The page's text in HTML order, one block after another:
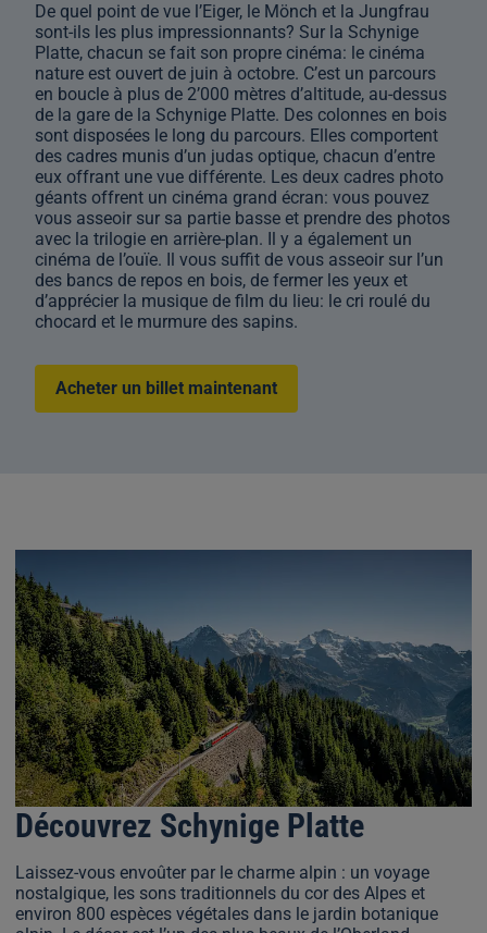
De quel point de vue l’Eiger, le Mönch et la Jungfrau
sont-ils les plus impressionnants? Sur la Schynige
Platte, chacun se fait son propre cinéma: le cinéma
nature est ouvert de juin à octobre. C’est un parcours
en boucle à plus de 2’000 mètres d’altitude, au-dessus
de la gare de la Schynige Platte. Des colonnes en bois
sont disposées le long du parcours. Elles comportent
des cadres munis d’un judas optique, chacun d’entre
eux offrant une vue différente. Les deux cadres photo
géants offrent un cinéma grand écran: vous pouvez
vous asseoir sur sa partie basse et prendre des photos
avec la trilogie en arrière-plan. Il y a également un
cinéma de l’ouïe. Il vous suffit de vous asseoir sur l’un
des bancs de repos en bois, de fermer les yeux et
d’apprécier la musique de film du lieu: le cri roulé du
chocard et le murmure des sapins.
Acheter un billet maintenant
Découvrez Schynige Platte
Laissez-vous envoûter par le charme alpin : un voyage
nostalgique, les sons traditionnels du cor des Alpes et
environ 800 espèces végétales dans le jardin botanique